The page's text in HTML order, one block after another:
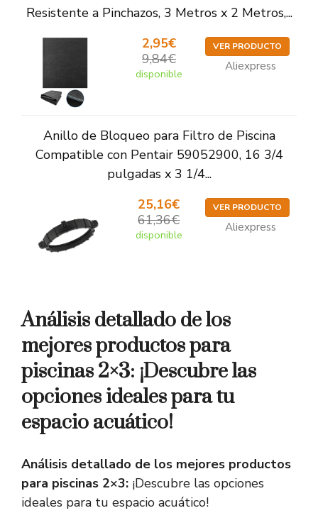
Resistente a Pinchazos, 3 Metros x 2 Metros,...
2,95€
9,84€
disponible
VER PRODUCTO
Aliexpress
Anillo de Bloqueo para Filtro de Piscina
Compatible con Pentair 59052900, 16 3/4
pulgadas x 3 1/4...
25,16€
61,36€
disponible
VER PRODUCTO
Aliexpress
Análisis detallado de los
mejores productos para
piscinas 2×3: ¡Descubre las
opciones ideales para tu
espacio acuático!
Análisis detallado de los mejores productos
para piscinas 2×3: ¡Descubre las opciones
ideales para tu espacio acuático!